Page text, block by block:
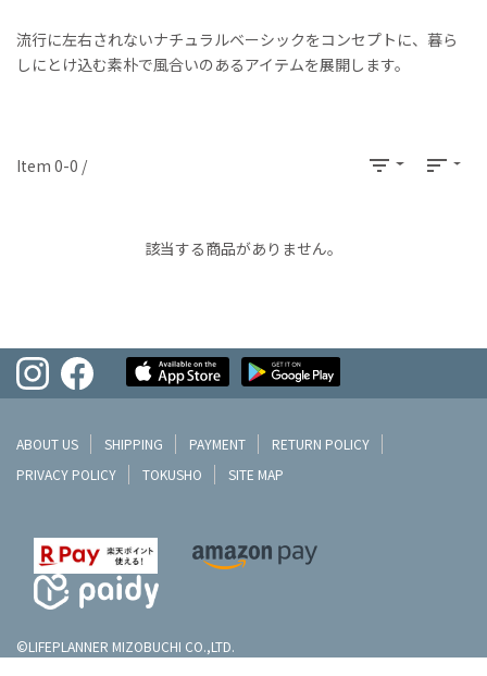
流行に左右されないナチュラルベーシックをコンセプトに、暮ら
しにとけ込む素朴で風合いのあるアイテムを展開します。
Item 0-0 / filter_list sort
該当する商品がありません。
ABOUT US SHIPPING PAYMENT
RETURN POLICY
PRIVACY POLICY
TOKUSHO SITE MAP
©LIFEPLANNER MIZOBUCHI CO.,LTD.